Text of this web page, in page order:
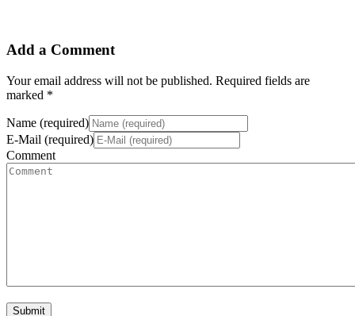
Add a Comment
Your email address will not be published. Required fields are
marked *
Name (required)
E-Mail (required)
Comment